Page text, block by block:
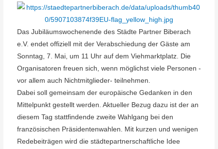
Das Jubiläumswochenende des Städte Partner Biberach
e.V. endet offiziell mit der Verabschiedung der Gäste am
Sonntag, 7. Mai, um 11 Uhr auf dem Viehmarktplatz. Die
Organisatoren freuen sich, wenn möglichst viele Personen -
vor allem auch Nichtmitglieder- teilnehmen.
Dabei soll gemeinsam der europäische Gedanken in den
Mittelpunkt gestellt werden. Aktueller Bezug dazu ist der an
diesem Tag stattfindende zweite Wahlgang bei den
französischen Präsidentenwahlen. Mit kurzen und wenigen
Redebeiträgen wird die städtepartnerschaftliche Idee